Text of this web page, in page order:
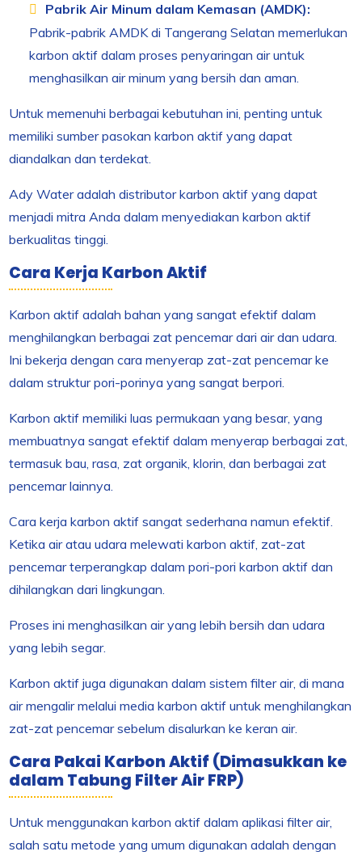
Pabrik Air Minum dalam Kemasan (AMDK):
Pabrik-pabrik AMDK di Tangerang Selatan memerlukan
karbon aktif dalam proses penyaringan air untuk
menghasilkan air minum yang bersih dan aman.
Untuk memenuhi berbagai kebutuhan ini, penting untuk
memiliki sumber pasokan karbon aktif yang dapat
diandalkan dan terdekat.
Ady Water adalah distributor karbon aktif yang dapat
menjadi mitra Anda dalam menyediakan karbon aktif
berkualitas tinggi.
Cara Kerja Karbon Aktif
Karbon aktif adalah bahan yang sangat efektif dalam
menghilangkan berbagai zat pencemar dari air dan udara.
Ini bekerja dengan cara menyerap zat-zat pencemar ke
dalam struktur pori-porinya yang sangat berpori.
Karbon aktif memiliki luas permukaan yang besar, yang
membuatnya sangat efektif dalam menyerap berbagai zat,
termasuk bau, rasa, zat organik, klorin, dan berbagai zat
pencemar lainnya.
Cara kerja karbon aktif sangat sederhana namun efektif.
Ketika air atau udara melewati karbon aktif, zat-zat
pencemar terperangkap dalam pori-pori karbon aktif dan
dihilangkan dari lingkungan.
Proses ini menghasilkan air yang lebih bersih dan udara
yang lebih segar.
Karbon aktif juga digunakan dalam sistem filter air, di mana
air mengalir melalui media karbon aktif untuk menghilangkan
zat-zat pencemar sebelum disalurkan ke keran air.
Cara Pakai Karbon Aktif (Dimasukkan ke
dalam Tabung Filter Air FRP)
Untuk menggunakan karbon aktif dalam aplikasi filter air,
salah satu metode yang umum digunakan adalah dengan